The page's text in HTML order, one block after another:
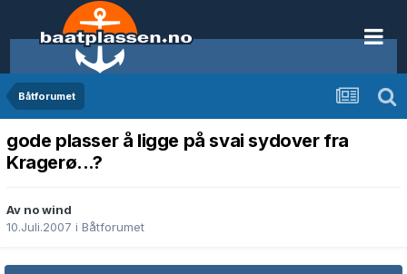
Båtforumet
gode plasser å ligge på svai sydover fra
Kragerø...?
Av no wind
10.Juli.2007 i Båtforumet